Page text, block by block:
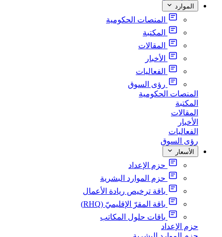
الموارد
المنصات الحكومية
المكتبة
المقالات
الأخبار
الفعاليات
رؤى السوق
المنصات الحكومية
المكتبة
المقالات
الأخبار
الفعاليات
رؤى السوق
الأسعار
حزم الإعداد
حزم الموارد البشرية
باقة ترخيص ريادة الأعمال
باقة المقرّ الإقليميّ (RHQ)
باقات حلول المكاتب
حزم الإعداد